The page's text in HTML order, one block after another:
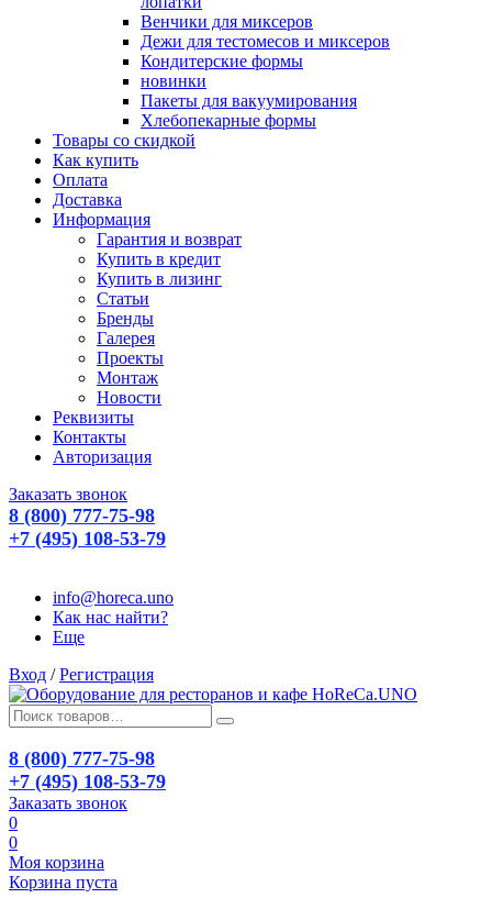
Венчики для миксеров
Дежи для тестомесов и миксеров
Кондитерские формы
новинки
Пакеты для вакуумирования
Хлебопекарные формы
Товары со скидкой
Как купить
Оплата
Доставка
Информация
Гарантия и возврат
Купить в кредит
Купить в лизинг
Статьи
Бренды
Галерея
Проекты
Монтаж
Новости
Реквизиты
Контакты
Авторизация
Заказать звонок
8 (800) 777-75-98
+7 (495) 108-53-79
info@horeca.uno
Как нас найти?
Еще
Вход / Регистрация
8 (800) 777-75-98
+7 (495) 108-53-79
Заказать звонок
0
0
Моя корзина
Корзина пуста